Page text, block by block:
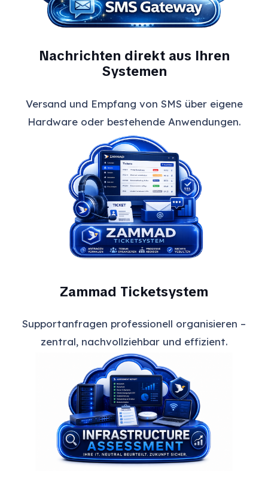
Nachrichten direkt aus Ihren
Systemen
Versand und Empfang von SMS über eigene
Hardware oder bestehende Anwendungen.
Zammad Ticketsystem
Supportanfragen professionell organisieren –
zentral, nachvollziehbar und effizient.